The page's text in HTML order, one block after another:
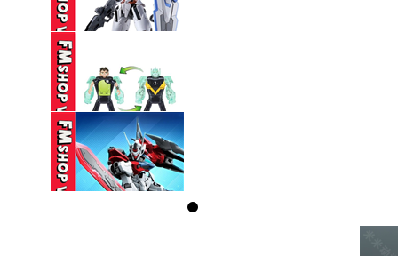
(NOBOX THIẾU PK
TAY) SEMBO ...
160,000 VND
(NOBOX) HG 1/144
GUNDAM AERIAL ...
330,000 VND
(NOBOX) PLAYMATES
BEN 10 ...